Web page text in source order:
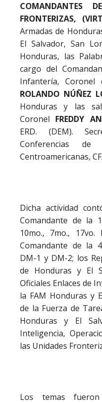
COMANDANTES
FRONTERIZAS,
Armadas de
El Salvador, San
Honduras, las
cargo del
Infantería,
ROLANDO NÚÑEZ
Honduras y las
Coronel FREDDY
ERD. (DEM).
Conferencias de
Centroamericanas,
Dicha actividad
Comandante de la
10mo., 7mo.,
Comandante de la
DM-1 y DM-2; los
de Honduras y El
Oficiales Enlaces de
la FAM Honduras y
de la Fuerza de
Honduras y El
Inteligencia,
las Unidades
Los temas fueron